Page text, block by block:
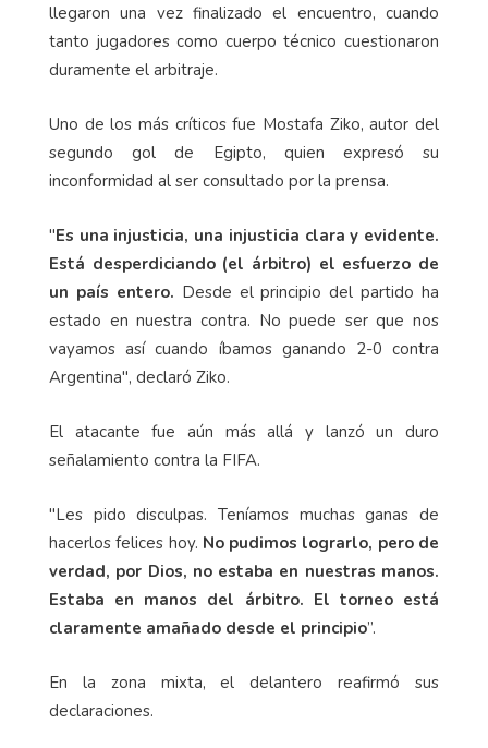
llegaron una vez finalizado el encuentro, cuando
tanto jugadores como cuerpo técnico cuestionaron
duramente el arbitraje.
Uno de los más críticos fue Mostafa Ziko, autor del
segundo gol de Egipto, quien expresó su
inconformidad al ser consultado por la prensa.
"Es una injusticia, una injusticia clara y evidente.
Está desperdiciando (el árbitro) el esfuerzo de
un país entero. Desde el principio del partido ha
estado en nuestra contra. No puede ser que nos
vayamos así cuando íbamos ganando 2-0 contra
Argentina", declaró Ziko.
El atacante fue aún más allá y lanzó un duro
señalamiento contra la FIFA.
"Les pido disculpas. Teníamos muchas ganas de
hacerlos felices hoy. No pudimos lograrlo, pero de
verdad, por Dios, no estaba en nuestras manos.
Estaba en manos del árbitro. El torneo está
claramente amañado desde el principio”.
En la zona mixta, el delantero reafirmó sus
declaraciones.